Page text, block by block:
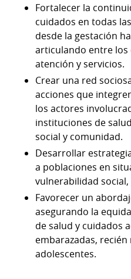
Fortalecer la
cuidados en todas
desde la gestación
articulando entre
atención y servicios.
Crear una red
acciones que
los actores
instituciones de
social y comunidad.
Desarrollar
a poblaciones en
vulnerabilidad
Favorecer un
asegurando la
de salud y cuidados
embarazadas,
adolescentes.